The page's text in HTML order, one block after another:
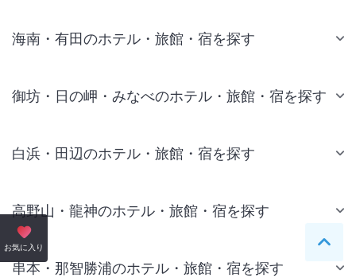
お気に入り ペー
海南・有田のホテル・旅館・宿を探す
御坊・日の岬・みなべのホテル・旅館・宿を探す
白浜・田辺のホテル・旅館・宿を探す
高野山・龍神のホテル・旅館・宿を探す
串本・那智勝浦のホテル・旅館・宿を探す